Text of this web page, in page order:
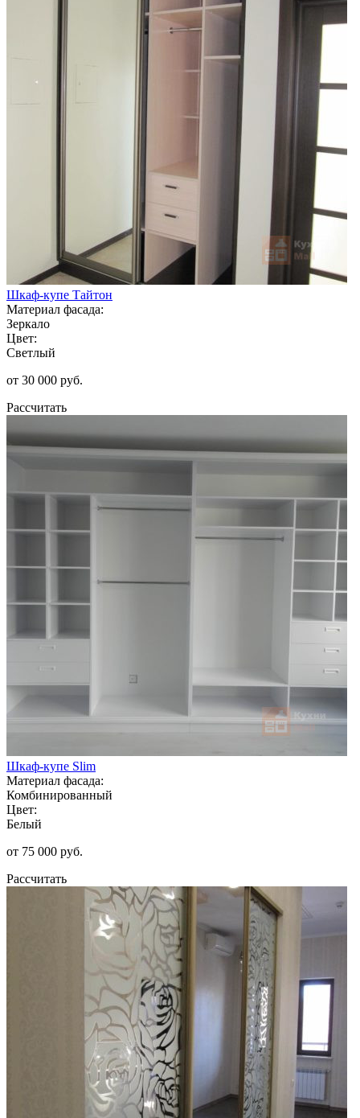
Шкаф-купе Тайтон
Материал фасада:
Зеркало
Цвет:
Светлый
от 30 000 руб.
Рассчитать
Шкаф-купе Slim
Материал фасада:
Комбинированный
Цвет:
Белый
от 75 000 руб.
Рассчитать